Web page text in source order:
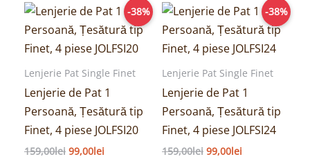
-38%
Lenjerie Pat Single Finet
Lenjerie de Pat 1
Persoană, Țesătură tip
Finet, 4 piese JOLFSI20
159,00lei
Prețul
inițial
a
fost:
159,00lei.
99,00lei
Prețul
curent
este:
99,00lei.
-38%
Lenjerie Pat Single Finet
Lenjerie de Pat 1
Persoană, Țesătură tip
Finet, 4 piese JOLFSI24
159,00lei
Prețul
inițial
a
fost:
159,00lei.
99,00lei
Prețul
curent
este:
99,00lei.